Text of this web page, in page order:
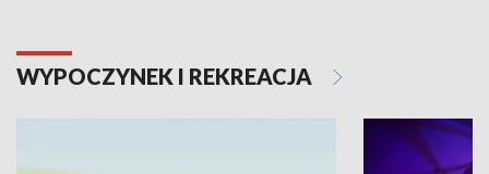
WYPOCZYNEK I REKREACJA